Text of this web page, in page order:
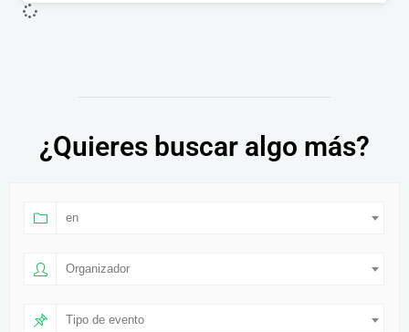
¿Quieres buscar algo más?
en
Organizador
Tipo de evento